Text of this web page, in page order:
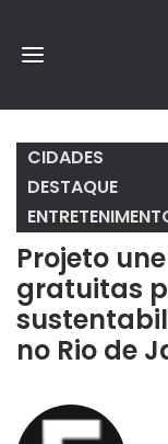
CIDADES
DESTAQUE
Projeto
gratuitas
no Rio de